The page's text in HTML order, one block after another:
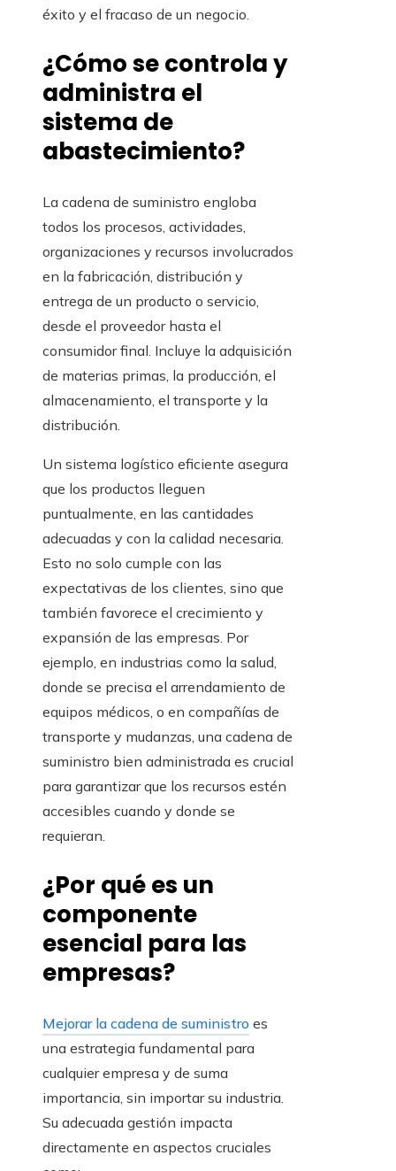
éxito y el fracaso de un negocio.
¿Cómo se controla y
administra el
sistema de
abastecimiento?
La cadena de suministro engloba
todos los procesos, actividades,
organizaciones y recursos involucrados
en la fabricación, distribución y
entrega de un producto o servicio,
desde el proveedor hasta el
consumidor final. Incluye la adquisición
de materias primas, la producción, el
almacenamiento, el transporte y la
distribución.
Un sistema logístico eficiente asegura
que los productos lleguen
puntualmente, en las cantidades
adecuadas y con la calidad necesaria.
Esto no solo cumple con las
expectativas de los clientes, sino que
también favorece el crecimiento y
expansión de las empresas. Por
ejemplo, en industrias como la salud,
donde se precisa el arrendamiento de
equipos médicos, o en compañías de
transporte y mudanzas, una cadena de
suministro bien administrada es crucial
para garantizar que los recursos estén
accesibles cuando y donde se
requieran.
¿Por qué es un
componente
esencial para las
empresas?
Mejorar la cadena de suministro es
una estrategia fundamental para
cualquier empresa y de suma
importancia, sin importar su industria.
Su adecuada gestión impacta
directamente en aspectos cruciales